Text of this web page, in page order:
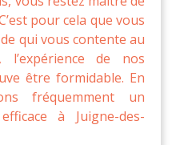
pour cela que vous
qui vous contente au
de nos
être formidable. En
fréquemment un
à Juigne-des-